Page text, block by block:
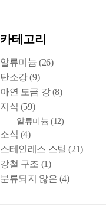
카테고리
알류미늄 (26)
탄소강(9)
아연 도금 강(8)
지식 (59)
알류미늄 (12)
소식 (4)
스테인레스 스틸 (21)
강철 구조 (1)
분류되지 않은 (4)